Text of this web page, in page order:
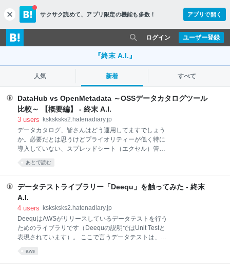
c
l
o
s
サクサク読めて、 アプリ限定の機能も多数！ アプリで開く
ユーザー登録
ログイン
『終末 A.I.』
人気 新着 すべて
DataHub vs OpenMetadata ～OSSデータカタログツール
比較～ 【概要編】 - 終末 A.I.
3 users
ksksksks2.hatenadiary.jp
データカタログ、皆さんはどう運用してますでしょう
か。必要だとは思うけどプライオリティーが低く特に
導入していない、スプレッドシート（エクセル）管理
でお茶を濁している、各クラウドベンダー標準のもの
をとりあえず使っている、という所も多いのかなと勝
ータを利用したい、特に初めて触るようなデータを利
用しようとしているユーザーにとっては、一番最初に
触れるデータプロダクトになる可能性が高く、ここが
のがこの2つのツールを比較しようと思ったきっかけ
です。まずは、データカタログのニーズを一身に受け
て開発が進めらているこれらのツールを比較してみる
ことで、データカタログに求められているものを把握
あとで読む
データテストライブラリー「Deequ」を触ってみた - 終末
A.I.
4 users
ksksksks2.hatenadiary.jp
DeequはAWSがリリースしているデータテストを行う
ためのライブラリです（Deequの説明ではUnit Testと
表現されています）。 ここで言うデータテストは、
aws